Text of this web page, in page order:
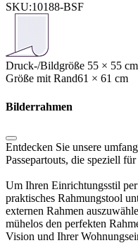
SKU:10188-BSF
Druck-/Bildgröße 55 × 55 cm
Größe mit Rand61 × 61 cm
Bilderrahmen
Entdecken Sie unsere
Passepartouts, die speziell
Um Ihren Einrichtungsstil
praktisches Rahmungstool
externen Rahmen
mühelos den perfekten
Vision und Ihrer